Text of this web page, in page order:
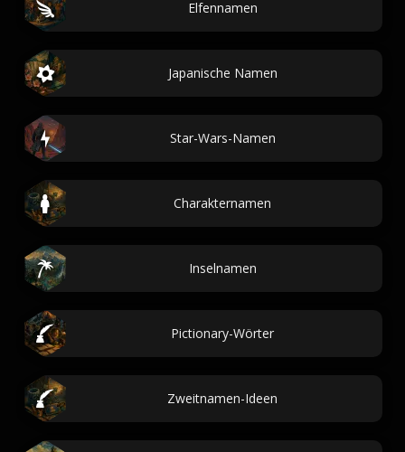
Elfennamen
Japanische Namen
Star-Wars-Namen
Charakternamen
Inselnamen
Pictionary-Wörter
Zweitnamen-Ideen